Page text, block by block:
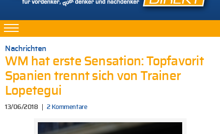
Nachrichten
WM hat erste Sensation: Topfavorit
Spanien trennt sich von Trainer
Lopetegui
13/06/2018 2 Kommentare